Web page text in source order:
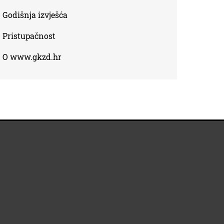
Godišnja izvješća
Pristupačnost
O www.gkzd.hr